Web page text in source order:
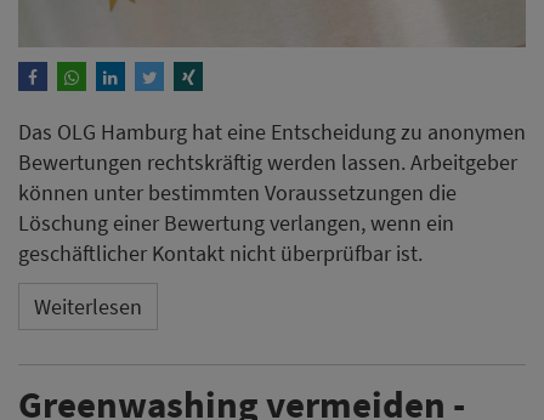
Das OLG Hamburg hat eine Entscheidung zu anonymen
Bewertungen rechtskräftig werden lassen. Arbeitgeber
können unter bestimmten Voraussetzungen die
Löschung einer Bewertung verlangen, wenn ein
geschäftlicher Kontakt nicht überprüfbar ist.
Weiterlesen
Greenwashing vermeiden -